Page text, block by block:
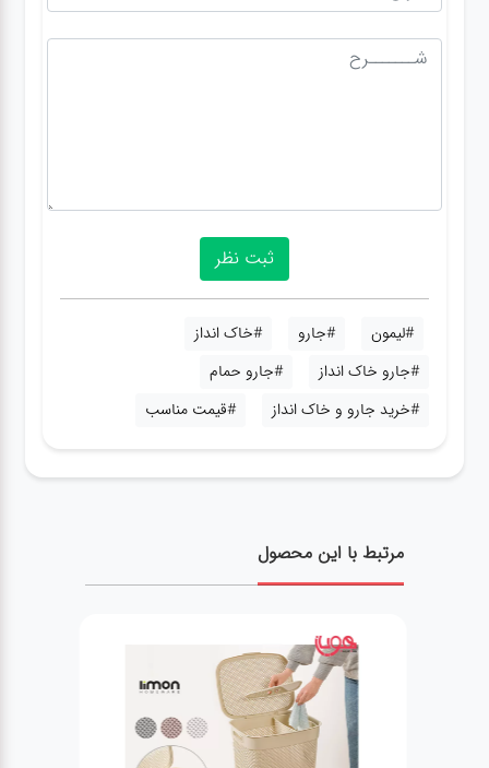
#لیمون #جارو
#خاک انداز
#جارو خاک انداز
#جارو حمام
#خرید جارو و خاک انداز
#قیمت مناسب
مرتبط با این محصول